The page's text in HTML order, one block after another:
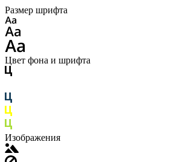
Размер шрифта
Цвет фона и шрифта
Изображения